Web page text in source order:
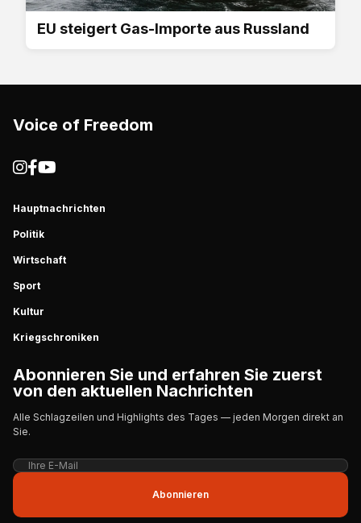
EU steigert Gas-Importe aus Russland
Voice of Freedom
Hauptnachrichten
Politik
Wirtschaft
Sport
Kultur
Kriegschroniken
Abonnieren Sie und erfahren Sie zuerst
von den aktuellen Nachrichten
Alle Schlagzeilen und Highlights des Tages — jeden Morgen direkt an
Sie.
Abonnieren